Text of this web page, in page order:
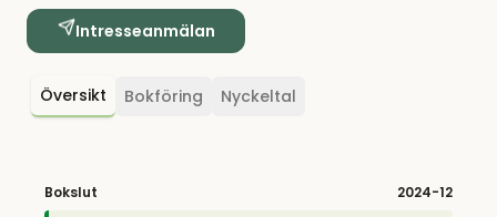
Intresseanmälan
Översikt Bokföring Nyckeltal
Bokslut 2024-12